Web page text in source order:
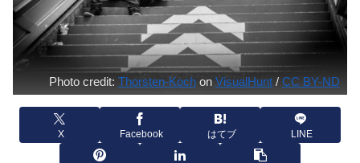
Photo credit: Thorsten-Kochon VisualHunt/ CC BY-ND
X Facebook はてブ LINE